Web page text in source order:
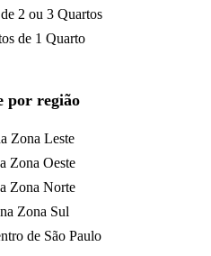
2 ou 3 Quartos
de 1 Quarto
por região
Zona Leste
Zona Oeste
Zona Norte
Zona Sul
de São Paulo